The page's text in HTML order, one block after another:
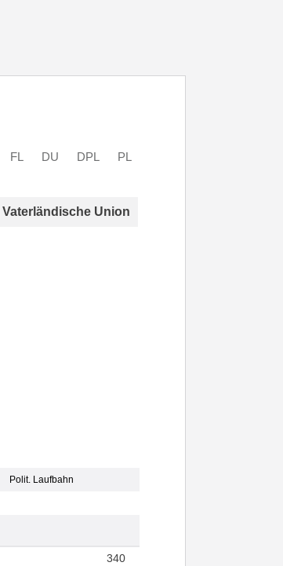
FL DU DPL PL
Vaterländische Union
Polit. Laufbahn
340